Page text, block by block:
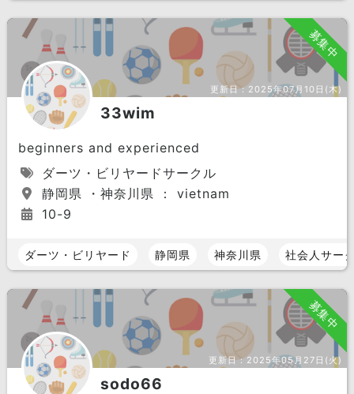
募集中
更新日： 2025年07月10日(木)
33wim
beginners and experienced
ダーツ・ビリヤードサークル
静岡県 ・神奈川県 ： vietnam
10-9
ダーツ・ビリヤード 静岡県 神奈川県 社会人サー
募集中
更新日：2025年05月27日(火)
sodo66